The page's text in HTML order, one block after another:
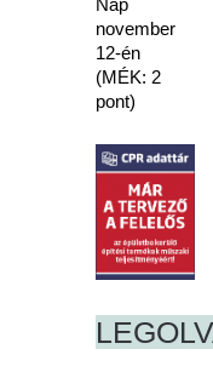
november
12-én
(MÉK: 2
pont)